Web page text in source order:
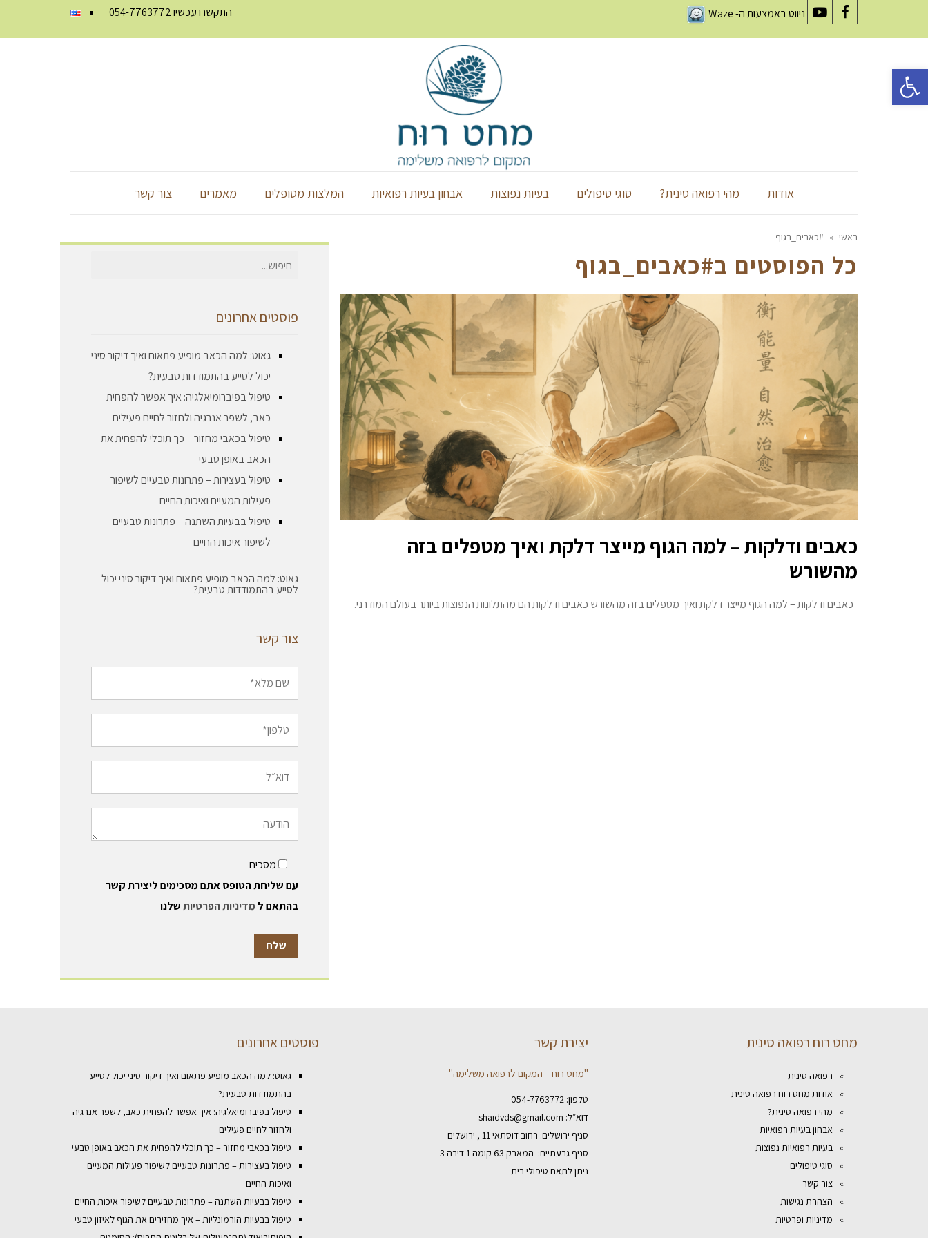
Facebook
YouTube
ניווט באמצעות ה-Waze התקשרו עכשיו054-7763772
אודות מהי רפואה סינית? סוגי טיפולים בעיות נפוצות אבחון בעיות רפואיות המלצות מטופלים מאמרים צור קשר
ראשי » #כאבים_בגוף
כל הפוסטים ב#כאבים_בגוף
כאבים ודלקות – למה הגוף מייצר דלקת ואיך מטפלים בזה
מהשורש
כאבים ודלקות – למה הגוף מייצר דלקת ואיך מטפלים בזה מהשורש כאבים ודלקות הם מהתלונות הנפוצות ביותר בעולם המודרני.
חיפוש
פוסטים אחרונים
גאוט: למה הכאב מופיע פתאום ואיך דיקור סיני
יכול לסייע בהתמודדות טבעית?
טיפול בפיברומיאלגיה: איך אפשר להפחית
כאב, לשפר אנרגיה ולחזור לחיים פעילים
טיפול בכאבי מחזור – כך תוכלי להפחית את
הכאב באופן טבעי
טיפול בעצירות – פתרונות טבעיים לשיפור
פעילות המעיים ואיכות החיים
טיפול בבעיות השתנה – פתרונות טבעיים
לשיפור איכות החיים
גאוט: למה הכאב מופיע פתאום ואיך דיקור סיני יכול
לסייע בהתמודדות טבעית?
צור קשר
מסכים
עם שליחת הטופס אתם מסכימים ליצירת קשר
בהתאם ל מדיניות הפרטיותשלנו
מחט רוח רפואה סינית
רפואה סינית
אודות מחט רוח רפואה סינית
מהי רפואה סינית?
אבחון בעיות רפואיות
בעיות רפואיות נפוצות
סוגי טיפולים
צור קשר
הצהרת נגישות
מדיניות ופרטיות
יצירת קשר
"מחט רוח – המקום לרפואה משלימה"
טלפון: 054-7763772
דוא״ל: shaidvds@gmail.com
סניף ירושלים: רחוב דוסתאי 11 , ירושלים
סניף גבעתיים: המאבק 63 קומה 1 דירה 3
ניתן לתאם טיפולי בית
פוסטים אחרונים
גאוט: למה הכאב מופיע פתאום ואיך דיקור סיני יכול לסייע
בהתמודדות טבעית?
טיפול בפיברומיאלגיה: איך אפשר להפחית כאב, לשפר אנרגיה
ולחזור לחיים פעילים
טיפול בכאבי מחזור – כך תוכלי להפחית את הכאב באופן טבעי
טיפול בעצירות – פתרונות טבעיים לשיפור פעילות המעיים
ואיכות החיים
טיפול בבעיות השתנה – פתרונות טבעיים לשיפור איכות החיים
טיפול בבעיות הורמונליות – איך מחזירים את הגוף לאיזון טבעי
פתח סרגל נגישות